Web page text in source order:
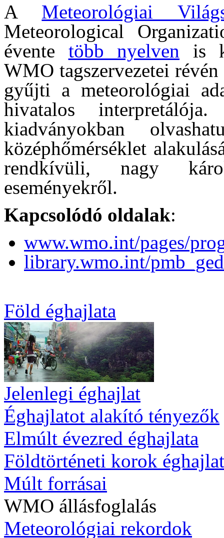
A Meteorológiai
Meteorological
évente több nyelven is
WMO tagszervezetei
gyűjti a meteorológiai
hivatalos
kiadványokban
középhőmérséklet
rendkívüli, nagy
eseményekről.
Kapcsolódó oldalak:
www.wmo.int/pages/
library.wmo.int/
Föld éghajlata
Jelenlegi éghajlat
Éghajlatot alakító tényezők
Elmúlt évezred éghajlata
Földtörténeti korok
Múlt forrásai
WMO állásfoglalás
Meteorológiai rekordok